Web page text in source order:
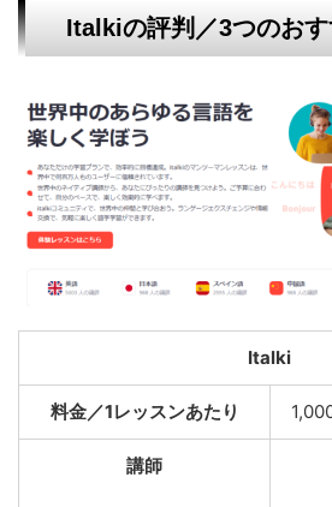
Italkiの評判／3つのおす
Italki
料金／1レッスンあたり
講師